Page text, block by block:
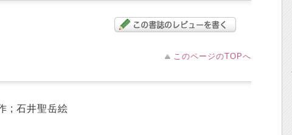
このページのTOPへ
; 石井聖岳絵